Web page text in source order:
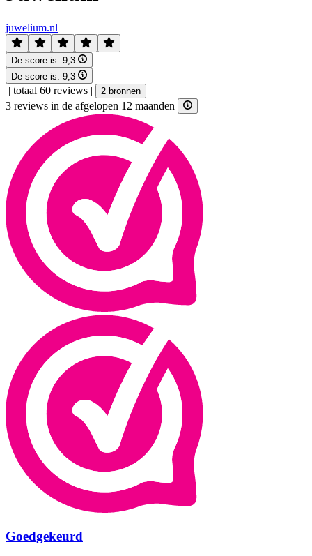
juwelium.nl
De score is: 9,3
De score is: 9,3
| totaal 60 reviews | 2 bronnen
3 reviews in de afgelopen 12 maanden
Goedgekeurd